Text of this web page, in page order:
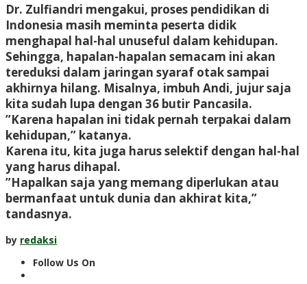
Dr. Zulfiandri mengakui, proses pendidikan di
Indonesia masih meminta peserta didik
menghapal hal-hal unuseful dalam kehidupan.
Sehingga, hapalan-hapalan semacam ini akan
tereduksi dalam jaringan syaraf otak sampai
akhirnya hilang. Misalnya, imbuh Andi, jujur saja
kita sudah lupa dengan 36 butir Pancasila.
”Karena hapalan ini tidak pernah terpakai dalam
kehidupan,” katanya.
Karena itu, kita juga harus selektif dengan hal-hal
yang harus dihapal.
”Hapalkan saja yang memang diperlukan atau
bermanfaat untuk dunia dan akhirat kita,”
tandasnya.
by redaksi
Follow Us On